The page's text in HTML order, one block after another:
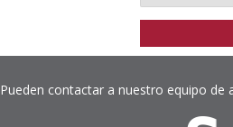
Pueden contactar a nuestro equipo de